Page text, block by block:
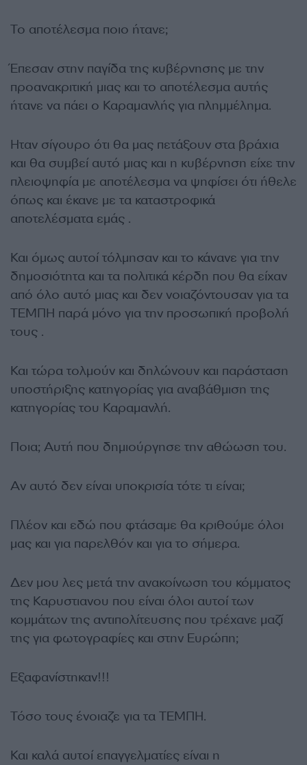
Το αποτέλεσμα ποιο ήτανε;
Έπεσαν στην παγίδα της κυβέρνησης με την
προανακριτική μιας και το αποτέλεσμα αυτής
ήτανε να πάει ο Καραμανλής για πλημμέλημα.
Ηταν σίγουρο ότι θα μας πετάξουν στα βράχια
και θα συμβεί αυτό μιας και η κυβέρνηση είχε την
πλειοψηφία με αποτέλεσμα να ψηφίσει ότι ήθελε
όπως και έκανε με τα καταστροφικά
αποτελέσματα εμάς .
Και όμως αυτοί τόλμησαν και το κάνανε για την
δημοσιότητα και τα πολιτικά κέρδη που θα είχαν
από όλο αυτό μιας και δεν νοιαζόντουσαν για τα
ΤΕΜΠΗ παρά μόνο για την προσωπική προβολή
τους .
Και τώρα τολμούν και δηλώνουν και παράσταση
υποστήριξης κατηγορίας για αναβάθμιση της
κατηγορίας του Καραμανλή.
Ποια; Αυτή που δημιούργησε την αθώωση του.
Αν αυτό δεν είναι υποκρισία τότε τι είναι;
Πλέον και εδώ που φτάσαμε θα κριθούμε όλοι
μας και για παρελθόν και για το σήμερα.
Δεν μου λες μετά την ανακοίνωση του κόμματος
της Καρυστιανου που είναι όλοι αυτοί των
κομμάτων της αντιπολίτευσης που τρέχανε μαζί
της για φωτογραφίες και στην Ευρώπη;
Εξαφανίστηκαν!!!
Τόσο τους ένοιαζε για τα ΤΕΜΠΗ.
Και καλά αυτοί επαγγελματίες είναι η